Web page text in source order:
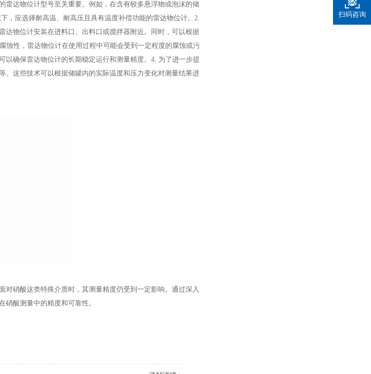
雷达物位计型号至关重要。例如，在含有较多悬浮物或泡沫的储
，应选择耐高温、耐高压且具有温度补偿功能的雷达物位计。2.
达物位计安装在进料口、出料口或搅拌器附近。同时，可以根据
蚀性，雷达物位计在使用过程中可能会受到一定程度的腐蚀或污
确保雷达物位计的长期稳定运行和测量精度。4. 为了进一步提
。这些技术可以根据储罐内的实际温度和压力变化对测量结果进
硝酸这类特殊介质时，其测量精度仍受到一定影响。通过深入
酸测量中的精度和可靠性。
扫码咨询